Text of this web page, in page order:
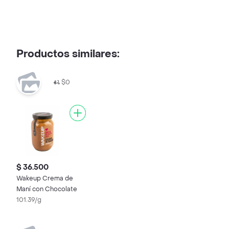
Productos similares:
$0
$ 36.500
Wakeup Crema de
Maní con Chocolate
101.39/g